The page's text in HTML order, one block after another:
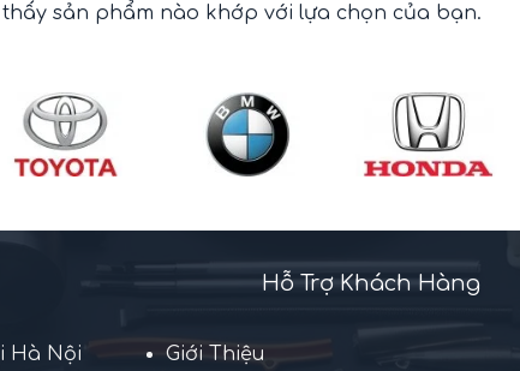
thấy sản phẩm nào khớp với lựa chọn của bạn.
Hà Nội
Hỗ Trợ Khách Hàng
Giới Thiệu